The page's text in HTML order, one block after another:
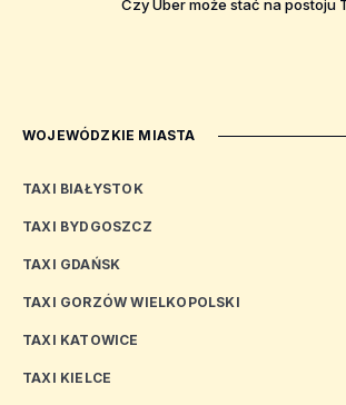
Czy Uber może stać na postoju
WOJEWÓDZKIE MIASTA
TAXI BIAŁYSTOK
TAXI BYDGOSZCZ
TAXI GDAŃSK
TAXI GORZÓW WIELKOPOLSKI
TAXI KATOWICE
TAXI KIELCE